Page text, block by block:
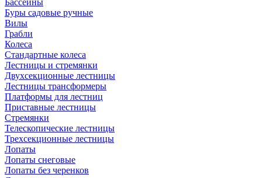
Бассейны
Буры садовые ручные
Вилы
Грабли
Колеса
Стандартные колеса
Лестницы и стремянки
Двухсекционные лестницы
Лестницы трансформеры
Платформы для лестниц
Приставные лестницы
Стремянки
Телескопические лестницы
Трехсекционные лестницы
Лопаты
Лопаты снеговые
Лопаты без черенков